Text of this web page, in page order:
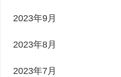
2023年9月
2023年8月
2023年7月